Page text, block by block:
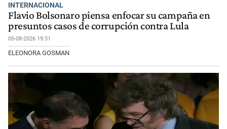
INTERNACIONAL
Flavio Bolsonaro piensa enfocar su campaña en
presuntos casos de corrupción contra Lula
05-08-2026 19:31
ELEONORA GOSMAN